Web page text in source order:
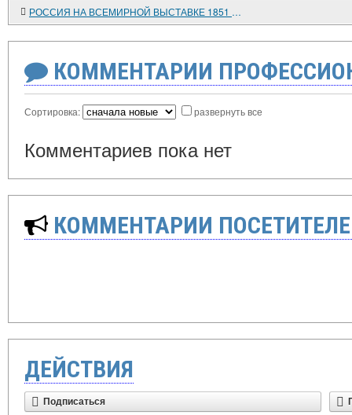
РОССИЯ НА ВСЕМИРНОЙ ВЫСТАВКЕ 1851 ГОДА
КОММЕНТАРИИ
Сортировка: развернуть все
Комментариев пока нет
КОММЕНТАРИИ
ДЕЙСТВИЯ
Подписаться